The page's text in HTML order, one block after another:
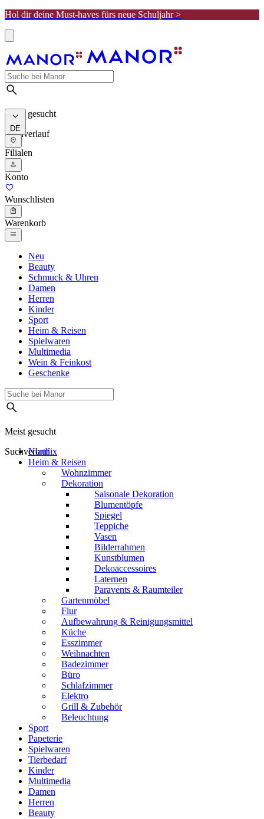
Hol dir deine Must-haves fürs neue Schuljahr >
Meist gesucht
Suchverlauf
DE
Filialen
Konto
Wunschlisten
Warenkorb
Neu
Beauty
Schmuck & Uhren
Damen
Herren
Kinder
Sport
Heim & Reisen
Spielwaren
Multimedia
Wein & Feinkost
Geschenke
Meist gesucht
Suchverlauf
Northix
Heim & Reisen
Wohnzimmer
Dekoration
Saisonale Dekoration
Blumentöpfe
Spiegel
Teppiche
Vasen
Bilderrahmen
Kunstblumen
Dekoaccessoires
Laternen
Paravents & Raumteiler
Gartenmöbel
Flur
Aufbewahrung & Reinigungsmittel
Küche
Esszimmer
Weihnachten
Badezimmer
Büro
Schlafzimmer
Elektro
Grill & Zubehör
Beleuchtung
Sport
Papeterie
Spielwaren
Tierbedarf
Kinder
Multimedia
Damen
Herren
Beauty